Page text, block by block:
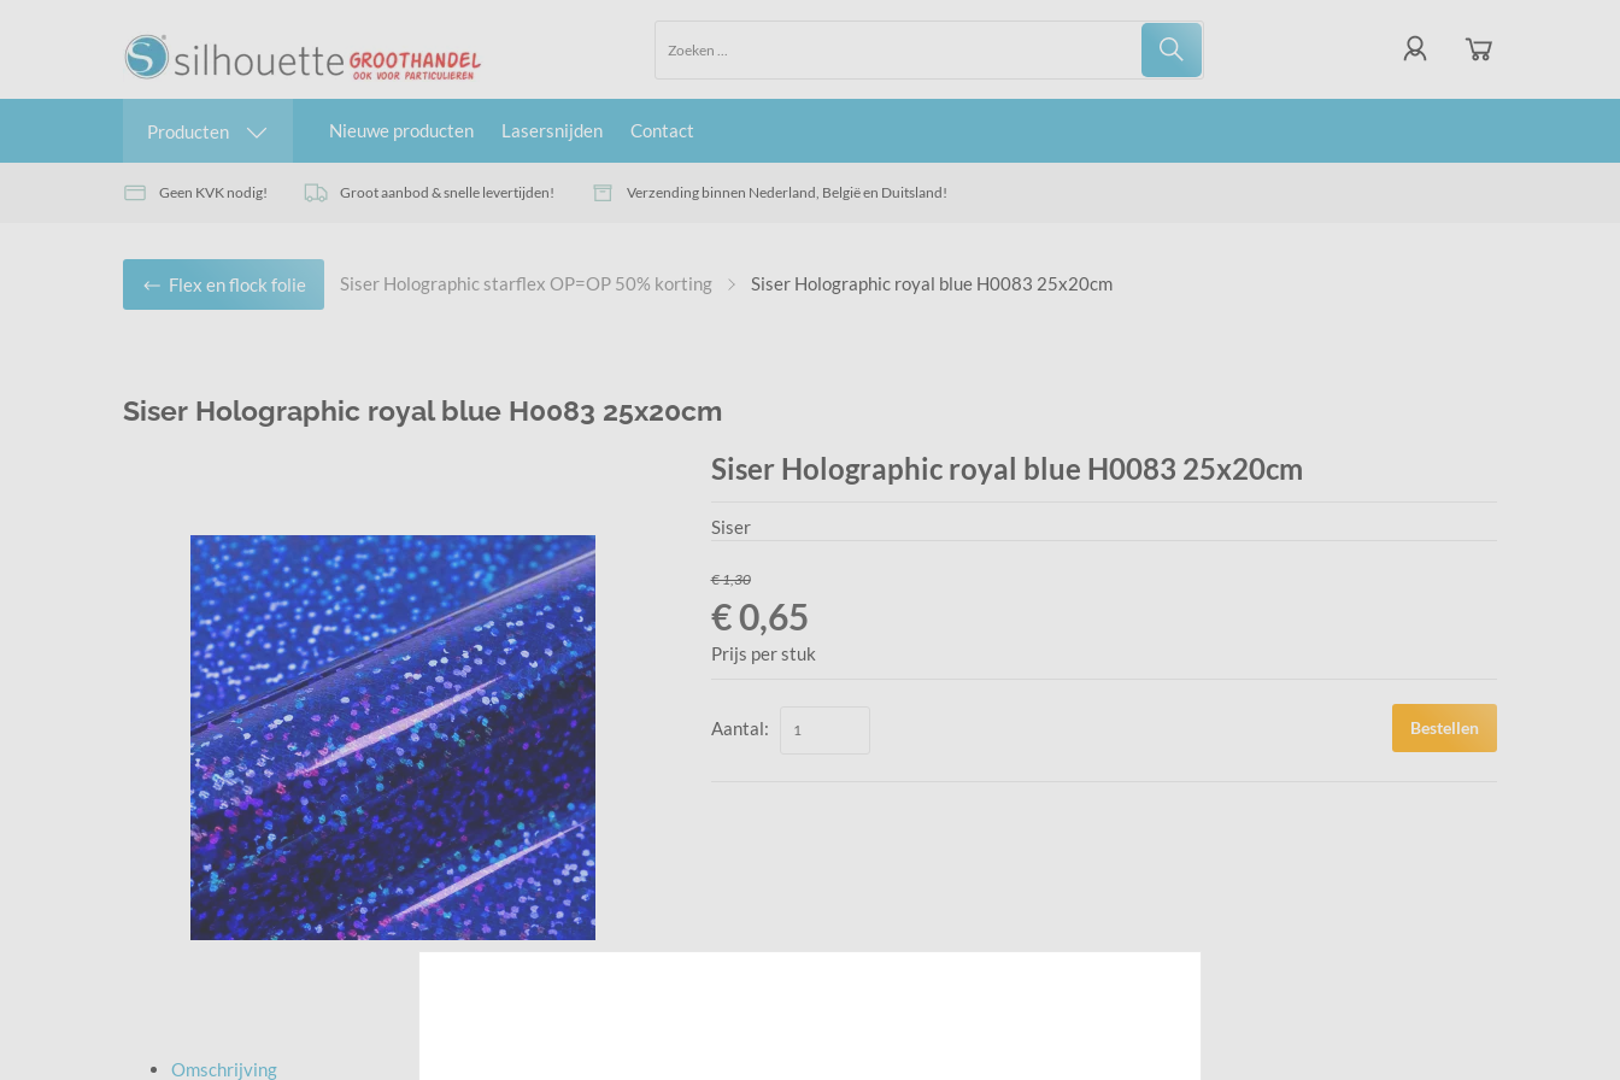
Producten Nieuwe producten Lasersnijden Contact
Geen KVK nodig! Groot aanbod & snelle levertijden! Verzending binnen Nederland, België en Duitsland!
Flex en flock folie Siser Holographic starflex OP=OP 50% korting Siser Holographic royal blue H0083 25x20cm
Siser Holographic royal blue H0083 25x20cm
Siser Holographic royal blue H0083 25x20cm
Siser
€ 1,30
€ 0,65
Prijs per stuk
Aantal: Bestellen
Omschrijving